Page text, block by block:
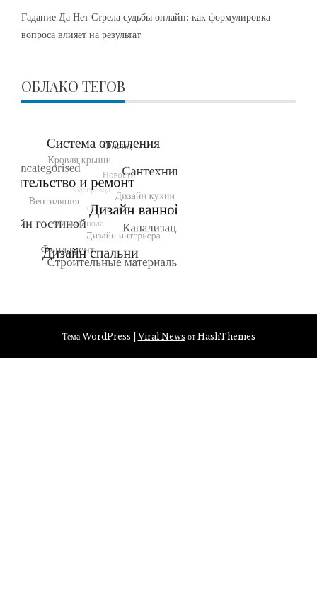
Гадание Да Нет Стрела судьбы онлайн: как формулировка
вопроса влияет на результат
ОБЛАКО ТЕГОВ
Тема WordPress |Viral News от HashThemes